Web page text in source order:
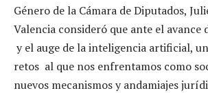
Género de la Cámara de Diputados,
Valencia consideró que ante el avance
y el auge de la inteligencia artificial,
retos al que nos enfrentamos como
nuevos mecanismos y andamiajes